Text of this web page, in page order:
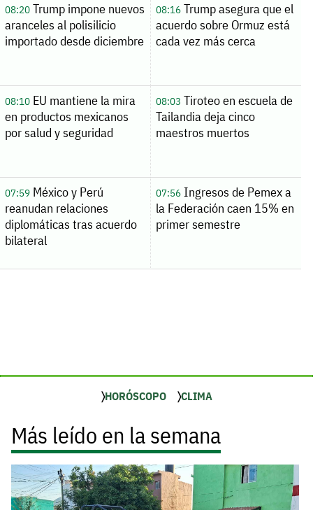
08:20Trump impone nuevos
aranceles al polisilicio
importado desde diciembre
08:16Trump asegura que el
acuerdo sobre Ormuz está
cada vez más cerca
08:10EU mantiene la mira
en productos mexicanos
por salud y seguridad
08:03 Tiroteo en escuela de
Tailandia deja cinco
maestros muertos
07:59México y Perú
reanudan relaciones
diplomáticas tras acuerdo
bilateral
07:56Ingresos de Pemex a
la Federación caen 15% en
primer semestre
HORÓSCOPO CLIMA
Más leído en la semana